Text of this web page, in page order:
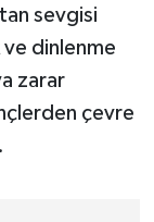
sevgisi
ve dinlenme
zarar
çevre